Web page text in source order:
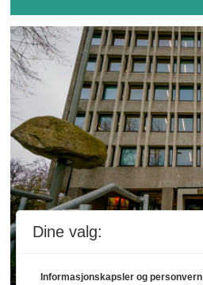
Dine valg:
Informasjonskapsler og personvern